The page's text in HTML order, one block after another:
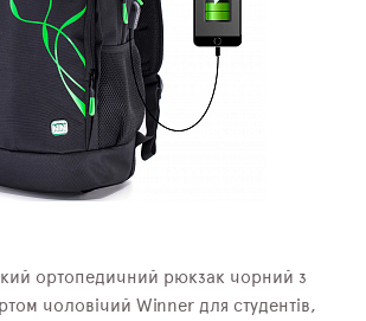
ортопедичний рюкзак чорний з
Winner для студентів,